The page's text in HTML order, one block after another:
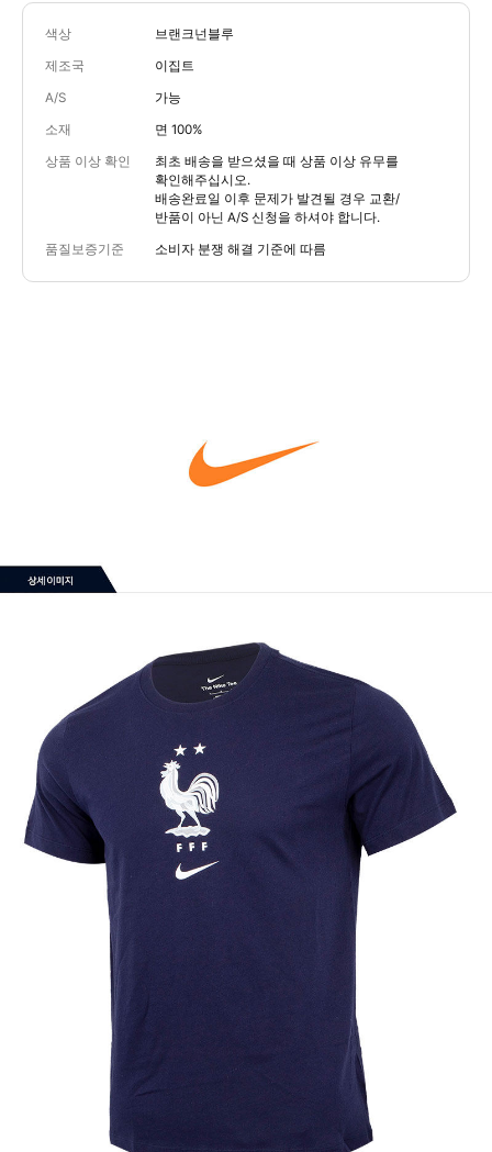
색상 브랜크넌블루
제조국 이집트
A/S 가능
소재 면 100%
상품 이상 확인
최초 배송을 받으셨을 때 상품 이상 유무를
확인해주십시오.
배송완료일 이후 문제가 발견될 경우 교환/
반품이 아닌 A/S 신청을 하셔야 합니다.
품질보증기준 소비자 분쟁 해결 기준에 따름